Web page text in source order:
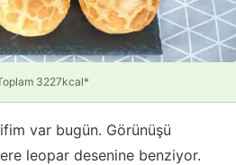
3227kcal*
var bugün. Görünüşü
leopar desenine benziyor.